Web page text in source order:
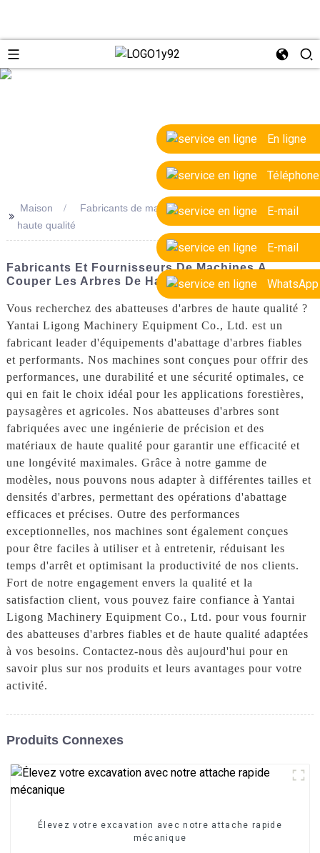
En ligne
Téléphone
E-mail
E-mail
WhatsApp
>>
Maison
Fabricants de machines à couper les arbres de
haute qualité
Fabricants Et Fournisseurs De Machines À
Couper Les Arbres De Haute Qualité
Vous recherchez des abatteuses d'arbres de haute qualité ?
Yantai Ligong Machinery Equipment Co., Ltd. est un
fabricant leader d'équipements d'abattage d'arbres fiables
et performants. Nos machines sont conçues pour offrir des
performances, une durabilité et une sécurité optimales, ce
qui en fait le choix idéal pour les applications forestières,
paysagères et agricoles. Nos abatteuses d'arbres sont
fabriquées avec une ingénierie de précision et des
matériaux de haute qualité pour garantir une efficacité et
une longévité maximales. Grâce à notre gamme de
modèles, nous pouvons nous adapter à différentes tailles et
densités d'arbres, permettant des opérations d'abattage
efficaces et précises. Outre des performances
exceptionnelles, nos machines sont également conçues
pour être faciles à utiliser et à entretenir, réduisant les
temps d'arrêt et optimisant la productivité de nos clients.
Fort de notre engagement envers la qualité et la
satisfaction client, vous pouvez faire confiance à Yantai
Ligong Machinery Equipment Co., Ltd. pour vous fournir
des abatteuses d'arbres fiables et de haute qualité adaptées
à vos besoins. Contactez-nous dès aujourd'hui pour en
savoir plus sur nos produits et leurs avantages pour votre
activité.
Produits Connexes
Élevez votre excavation avec notre attache rapide
mécanique